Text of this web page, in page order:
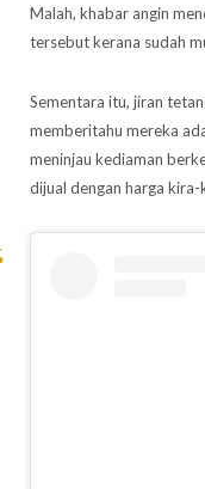
Malah, khabar angin
tersebut kerana sudah
Sementara itu, jiran
memberitahu mereka
meninjau kediaman
dijual dengan harga